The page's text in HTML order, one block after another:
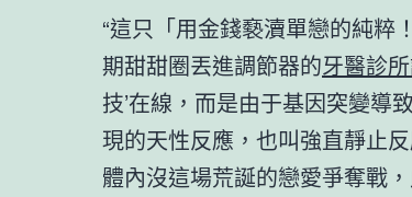
“這只「用金錢褻瀆單戀的純粹
期甜甜圈丟進調節器的牙醫診
技’在線，而是由于基因突變導
現的天性反應，也叫強直靜止
體內沒這場荒誕的戀愛爭奪戰